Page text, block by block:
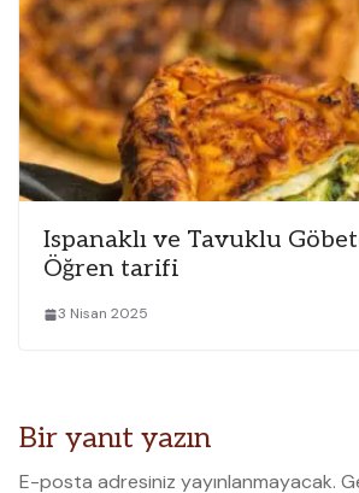
Ispanaklı ve Tavuklu
Öğren tarifi
3 Nisan 2025
Bir yanıt yazın
E-posta adresiniz yayınlanmayacak.